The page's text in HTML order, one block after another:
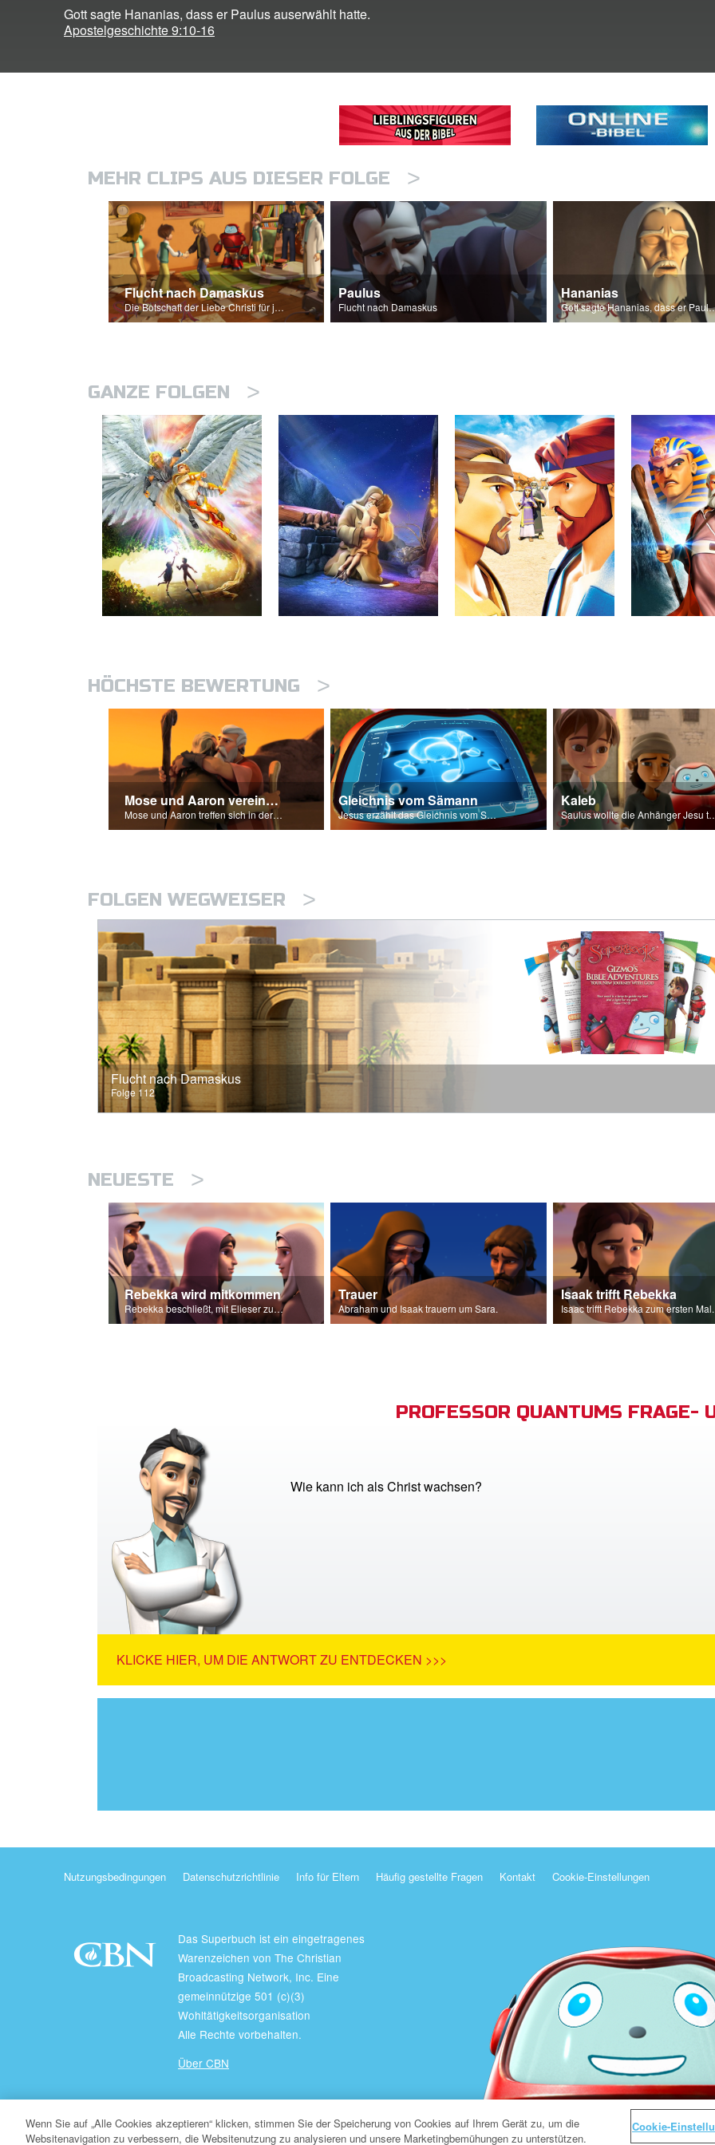
Gott sagte Hananias, dass er Paulus auserwählt hatte.
Apostelgeschichte 9:10-16
MEHR CLIPS AUS DIESER FOLGE >
Flucht nach Damaskus
Die Botschaft der Liebe Christi für jeden von uns.
Paulus
Flucht nach Damaskus
Hananias
Gott sagte Hananias, dass
GANZE FOLGEN >
HÖCHSTE BEWERTUNG >
Mose und Aaron vereinen sich wieder
Mose und Aaron treffen sich in der Wildnis.
Gleichnis vom Sämann
Jesus erzählt das Gleichnis vom Sämann.
Kaleb
Saulus wollte die
FOLGEN WEGWEISER >
Flucht nach Damaskus
Folge 112
NEUESTE >
Rebekka wird mitkommen
Rebekka beschließt, mit Elieser zu gehen, um Isaaks Frau zu werden.
Trauer
Abraham und Isaak trauern um Sara.
Isaak trifft Rebekka
Isaac trifft Rebekka zum ersten Mal.
PROFESSOR QUANTUMS FRAGE-
Wie kann ich als Christ wachsen?
KLICKE HIER, UM DIE ANTWORT ZU ENTDECKEN >>>
Nutzungsbedingungen Datenschutzrichtlinie Info für Eltern Häufig gestellte Fragen Kontakt Cookie-Einstellungen
Das Superbuch ist ein eingetragenes
Warenzeichen von The Christian
Broadcasting Network, Inc. Eine
gemeinnützige 501 (c)(3)
Wohltätigkeitsorganisation
Alle Rechte vorbehalten.
Über CBN
© Copyright 2026 Christian Broadcasting Network.
Wenn Sie auf „Alle Cookies akzeptieren“ klicken, stimmen Sie der Speicherung von Cookies auf Ihrem Gerät zu, um die
Websitenavigation zu verbessern, die Websitenutzung zu analysieren und unsere Marketingbemühungen zu unterstützen.
Cookie-